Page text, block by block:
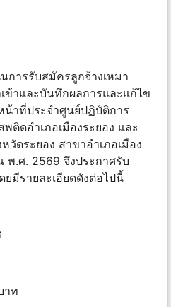
การรับสมัครลูกจ้างเหมา
ข้าและบันทึกผลการและแก้ไข
าที่ประจําศูนย์ปฏิบัติการ
ติดอําเภอเมืองระยอง และ
ดระยอง สาขาอําเภอเมือง
พ.ศ. 2569 จึงประกาศรับ
มีรายละเอียดดังต่อไปนี้
าท